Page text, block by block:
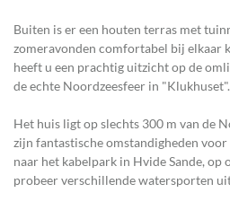
Buiten is er een houten terras met
zomeravonden comfortabel bij elkaar
heeft u een prachtig uitzicht op de
de echte Noordzeesfeer in "Klukhuset".
Het huis ligt op slechts 300 m van de
zijn fantastische omstandigheden
naar het kabelpark in Hvide Sande, op
probeer verschillende watersporten